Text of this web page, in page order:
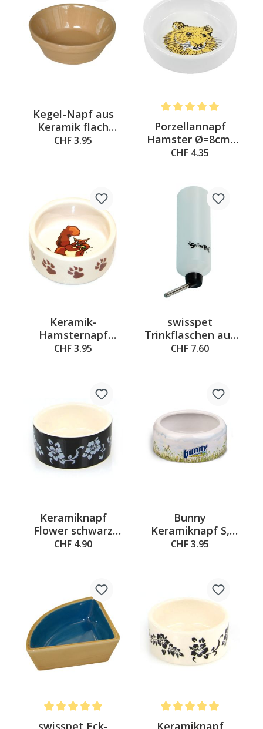
Kegel-Napf aus
Keramik flach
beige
CHF 3.95
Average rating of 5 out of
Porzellannapf
Hamster Ø=8cm,
h=2.5cm
CHF 4.35
Keramik-
Hamsternapf
weiss mit
CHF 3.95
swisspet
Trinkflaschen aus
Kunststoff 450ml
CHF 7.60
Keramiknapf
Flower schwarz
Ø=10x4.5cm
CHF 4.90
Bunny
Keramiknapf S,
ø=8.4cm, H=4.2cm
CHF 3.95
swisspet Eck- Keramiknapf